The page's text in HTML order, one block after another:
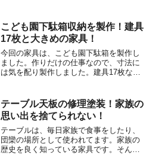
富士宮の洗面オーダー家具！ゴムの木集
成を使いピッタリに！について紹介して
いきます。
こども園下駄箱収納を製作！建具
17枚と大きめの家具！
今回の家具は、こども園下駄箱を製作し
ました。作りだけの仕事なので、寸法に
は気を配り製作しました。建具17枚なの
ぜひ見てください。^^
テーブル天板の修理塗装！家族の
思い出を捨てられない！
テーブルは、毎日家族で食事をしたり、
団欒の場所として使われてます。家族の
歴史を良く知っている家具です。そんな